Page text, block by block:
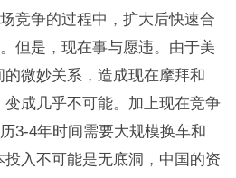
竞争的过程中，扩大后快速合
但是，现在事与愿违。由于美
的微妙关系，造成现在摩拜和
成几乎不可能。加上现在竞争
3-4年时间需要大规模换车和
投入不可能是无底洞，中国的资